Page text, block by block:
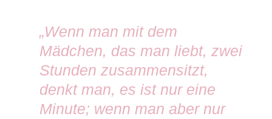
„Wenn man mit dem
Mädchen, das man liebt, zwei
Stunden zusammensitzt,
denkt man, es ist nur eine
Minute; wenn man aber nur